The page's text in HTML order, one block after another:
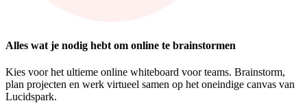
Alles wat je nodig hebt om online te brainstormen
Kies voor het ultieme online whiteboard voor teams. Brainstorm,
plan projecten en werk virtueel samen op het oneindige canvas van
Lucidspark.